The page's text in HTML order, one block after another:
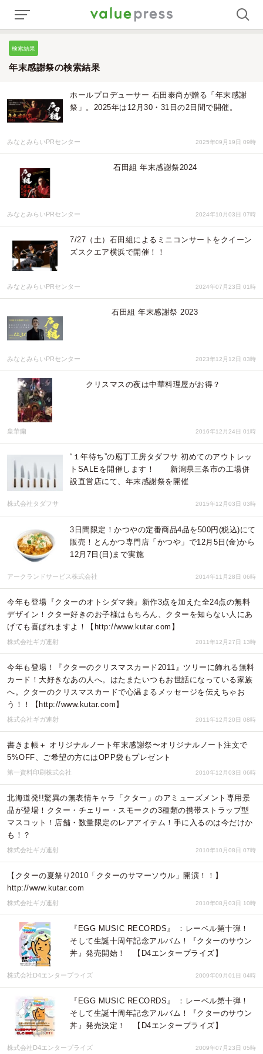
検索結果
年末感謝祭の検索結果
ホールプロデューサー 石田泰尚が贈る「年末感謝
祭」。2025年は12月30・31日の2日間で開催。
みなとみらいPRセンター 2025年09月19日 09時
石田組 年末感謝祭2024
みなとみらいPRセンター 2024年10月03日 07時
7/27（土）石田組によるミニコンサートをクイーン
ズスクエア横浜で開催！！
みなとみらいPRセンター 2024年07月23日 01時
石田組 年末感謝祭 2023
みなとみらいPRセンター 2023年12月12日 03時
クリスマスの夜は中華料理屋がお得？
皇華蘭 2016年12月24日 01時
“１年待ち”の庖丁工房タダフサ 初めてのアウトレッ
トSALEを開催します！ 新潟県三条市の工場併
設直営店にて、年末感謝祭を開催
株式会社タダフサ 2015年12月03日 03時
3日間限定！かつやの定番商品4品を500円(税込)にて
販売！とんかつ専門店「かつや」で12月5日(金)から
12月7日(日)まで実施
アークランドサービス株式会社 2014年11月28日 06時
今年も登場『クターのオトシダマ袋』新作3点を加えた全24点の無料
デザイン！クター好きのお子様はもちろん、クターを知らない人にあ
げても喜ばれますよ！【http://www.kutar.com】
株式会社ギガ連射 2011年12月27日 13時
今年も登場！『クターのクリスマスカード2011』ツリーに飾れる無料
カード！大好きなあの人へ。はたまたいつもお世話になっている家族
へ。クターのクリスマスカードで心温まるメッセージを伝えちゃお
う！！【http://www.kutar.com】
株式会社ギガ連射 2011年12月20日 08時
書きま帳＋ オリジナルノート年末感謝祭〜オリジナルノート注文で
5%OFF、ご希望の方にはOPP袋もプレゼント
第一資料印刷株式会社 2010年12月03日 06時
北海道発!!驚異の無表情キャラ「クター」のアミューズメント専用景
品が登場！クター・チェリー・スモークの3種類の携帯ストラップ型
マスコット！店舗・数量限定のレアアイテム！手に入るのは今だけか
も！？
株式会社ギガ連射 2010年10月08日 07時
【クターの夏祭り2010「クターのサマーソウル」開演！！】
http://www.kutar.com
株式会社ギガ連射 2010年08月03日 10時
『EGG MUSIC RECORDS』 ：レーベル第十弾！
そして生誕十周年記念アルバム！『クターのサウン
丼』発売開始！ 【D4エンタープライズ】
株式会社D4エンタープライズ 2009年09月01日 04時
『EGG MUSIC RECORDS』 ：レーベル第十弾！
そして生誕十周年記念アルバム！『クターのサウン
丼』発売決定！ 【D4エンタープライズ】
株式会社D4エンタープライズ 2009年07月23日 05時